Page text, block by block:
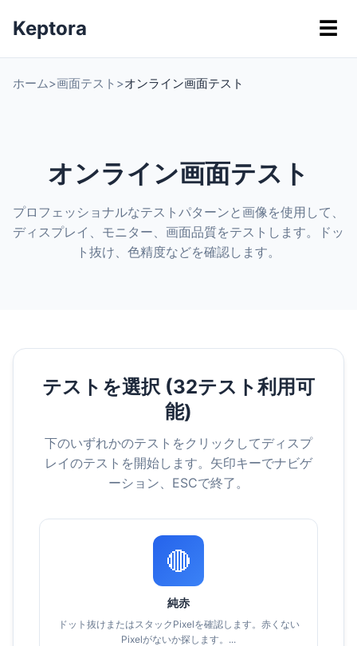
Keptora ☰
ホーム>画面テスト >オンライン画面テスト
オンライン画面テスト
プロフェッショナルなテストパターンと画像を使用して、
ディスプレイ、モニター、画面品質をテストします。ドッ
ト抜け、色精度などを確認します。
テストを選択 (32テスト利用可
能)
下のいずれかのテストをクリックしてディスプ
レイのテストを開始します。矢印キーでナビゲ
ーション、ESCで終了。
🔴
純赤
ドット抜けまたはスタックPixelを確認します。赤くない
Pixelがないか探します。...